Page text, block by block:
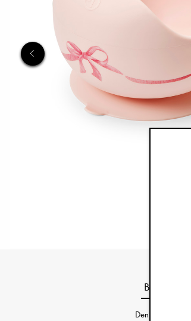
Beskrivning
Denna vackra